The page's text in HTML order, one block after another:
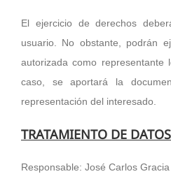
El ejercicio de derechos
usuario. No obstante, podrán
autorizada como
caso, se aportará la
representación del interesado.
TRATAMIENTO DE
Responsable: José Carlos